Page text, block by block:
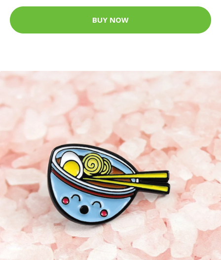
BUY NOW